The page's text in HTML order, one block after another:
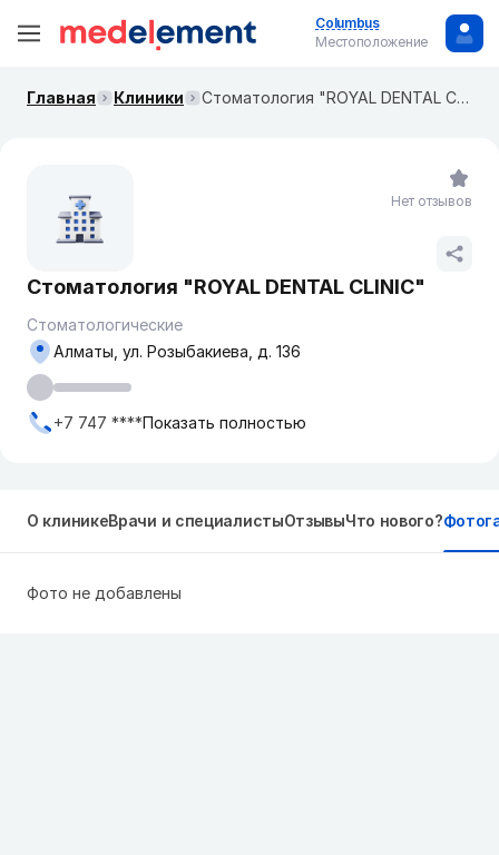
Columbus
Местоположение
Главная Клиники Стоматология "ROYAL DENTAL CLINIC"
Стоматология "ROYAL DENTAL CLINIC"
Стоматологические
Алматы, ул. Розыбакиева, д. 136
+7 747 ****Показать полностью
Нет отзывов
О клиникеВрачи и специалистыОтзывыЧто нового?
Фото не добавлены